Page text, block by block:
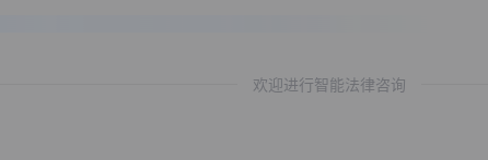
欢迎进行智能法律咨询